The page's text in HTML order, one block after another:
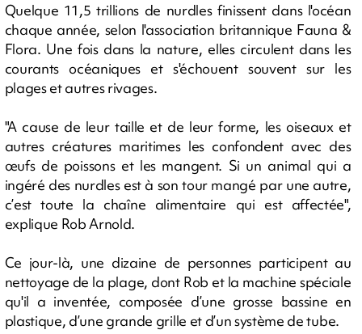
Quelque 11,5 trillions de nurdles finissent dans l'océan
chaque année, selon l'association britannique Fauna &
Flora. Une fois dans la nature, elles circulent dans les
courants océaniques et s'échouent souvent sur les
plages et autres rivages.
"A cause de leur taille et de leur forme, les oiseaux et
autres créatures maritimes les confondent avec des
œufs de poissons et les mangent. Si un animal qui a
ingéré des nurdles est à son tour mangé par une autre,
c’est toute la chaîne alimentaire qui est affectée",
explique Rob Arnold.
Ce jour-là, une dizaine de personnes participent au
nettoyage de la plage, dont Rob et la machine spéciale
qu'il a inventée, composée d’une grosse bassine en
plastique, d’une grande grille et d’un système de tube.